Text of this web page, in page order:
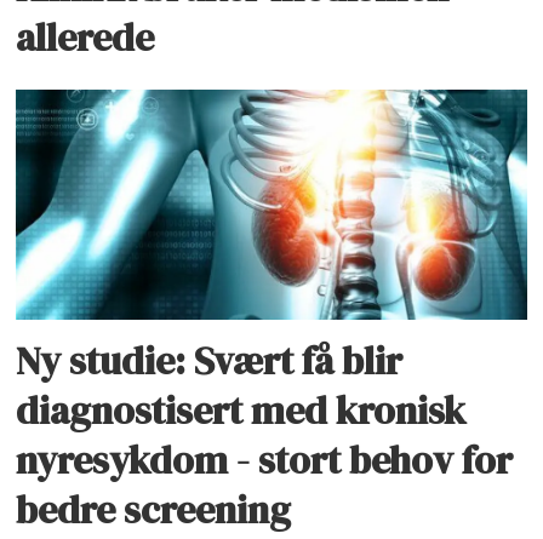
allerede
Ny studie: Svært få blir
diagnostisert med kronisk
nyresykdom - stort behov for
bedre screening